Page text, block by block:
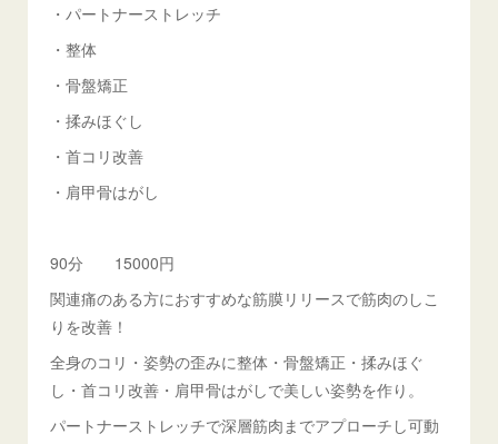
・パートナーストレッチ
・整体
・骨盤矯正
・揉みほぐし
・首コリ改善
・肩甲骨はがし
90分 15000円
関連痛のある方におすすめな筋膜リリースで筋肉のしこ
りを改善！
全身のコリ・姿勢の歪みに整体・骨盤矯正・揉みほぐ
し・首コリ改善・肩甲骨はがしで美しい姿勢を作り。
パートナーストレッチで深層筋肉までアプローチし可動